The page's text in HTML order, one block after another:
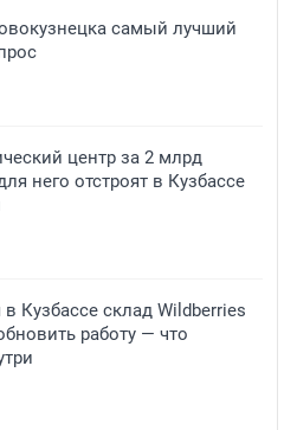
самый лучший
центр за 2 млрд
него отстроят в Кузбассе
Кузбассе склад Wildberries
работу — что